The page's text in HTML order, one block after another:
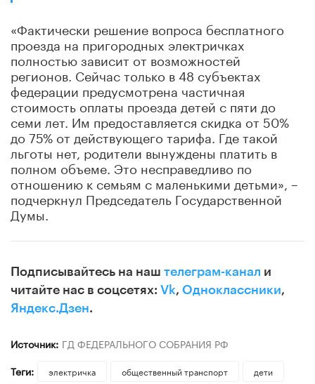
«Фактически решение вопроса бесплатного
проезда на пригородных электричках
полностью зависит от возможностей
регионов. Сейчас только в 48 субъектах
федерации предусмотрена частичная
стоимость оплаты проезда детей с пяти до
семи лет. Им предоставляется скидка от 50%
до 75% от действующего тарифа. Где такой
льготы нет, родители вынуждены платить в
полном объеме. Это несправедливо по
отношению к семьям с маленькими детьми», –
подчеркнул Председатель Государственной
Думы.
Подписывайтесь на наш телеграм-канал и
читайте нас в соцсетях: Vk, Одноклассники,
Яндекс.Дзен.
Источник: ГД ФЕДЕРАЛЬНОГО СОБРАНИЯ РФ
Теги:
электричка общественный транспорт
дети